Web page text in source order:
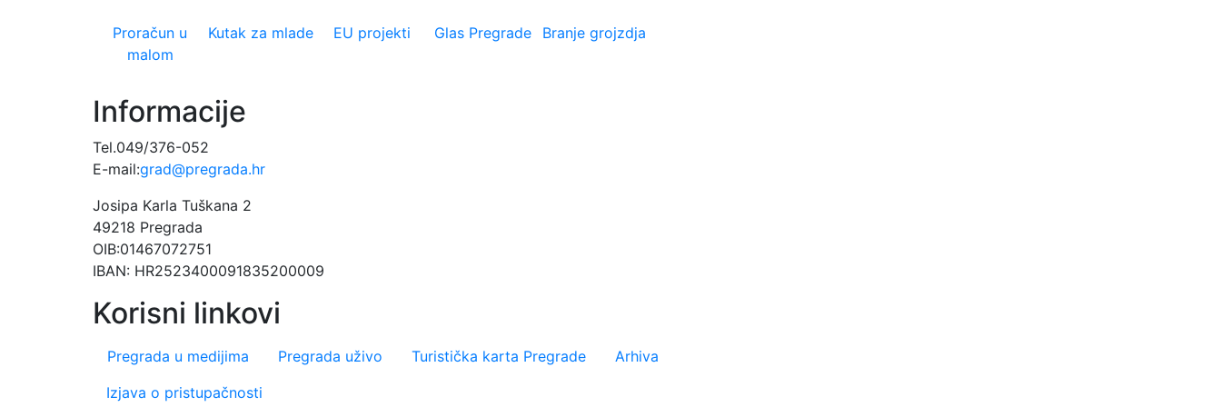
Proračun u
malom
Kutak za mlade EU projekti Glas Pregrade Branje grojzdja
Informacije
Tel.049/376-052
E-mail:grad@pregrada.hr
Josipa Karla Tuškana 2
49218 Pregrada
OIB:01467072751
IBAN: HR2523400091835200009
Korisni linkovi
Pregrada u medijima Pregrada uživo Turistička karta Pregrade Arhiva
Footer menu
Izjava o pristupačnosti